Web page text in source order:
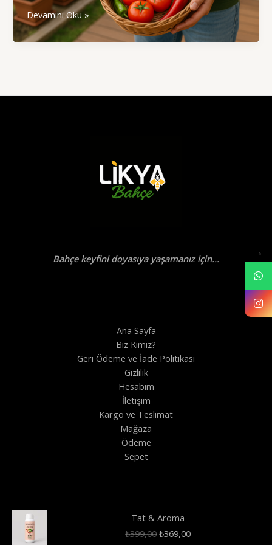
Kendi
Sebze
ve
Büyük
Devamını Oku »
Bahçe keyfini doyasıya yaşamanız için...
Ana Sayfa
Biz Kimiz?
Geri Ödeme ve İade Politikası
Gizlilik
Hesabım
İletişim
Kargo ve Teslimat
Mağaza
Ödeme
Sepet
Tat & Aroma
₺399,00Orijinal
₺369,00Şu
→